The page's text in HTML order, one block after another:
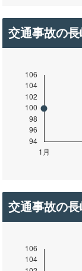
交通事故の
交通事故の